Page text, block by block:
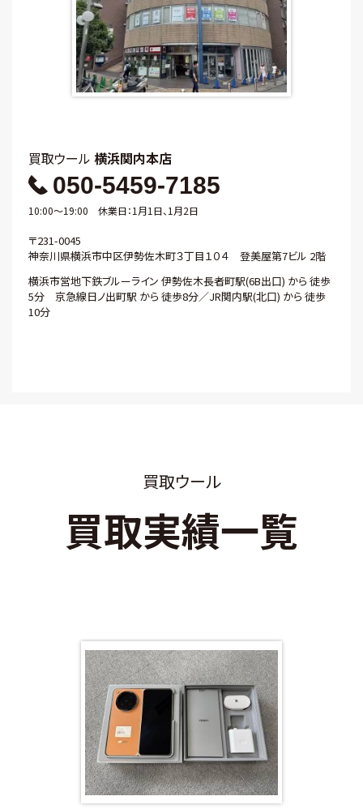
買取ウール 横浜関内本店
050-5459-7185
10:00～19:00 休業日：1月1日、1月2日
〒231-0045
神奈川県横浜市中区伊勢佐木町３丁目１０４ 登美屋第7ビル 2階
横浜市営地下鉄ブルーライン 伊勢佐木長者町駅(6B出口) から 徒歩
5分 京急線日ノ出町駅 から 徒歩8分／JR関内駅(北口) から 徒歩
10分
買取ウール
買取実績一覧